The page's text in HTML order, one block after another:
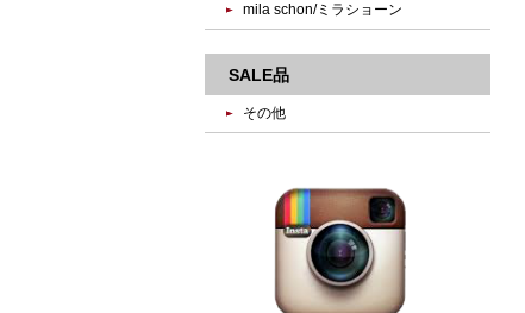
mila schon/ミラショーン
SALE品
その他